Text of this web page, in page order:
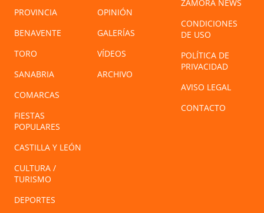
PROVINCIA
BENAVENTE
TORO
SANABRIA
COMARCAS
FIESTAS
POPULARES
CASTILLA Y LEÓN
CULTURA /
TURISMO
DEPORTES
OPINIÓN
GALERÍAS
VÍDEOS
ARCHIVO
ZAMORA NEWS
CONDICIONES
DE USO
POLÍTICA DE
PRIVACIDAD
AVISO LEGAL
CONTACTO